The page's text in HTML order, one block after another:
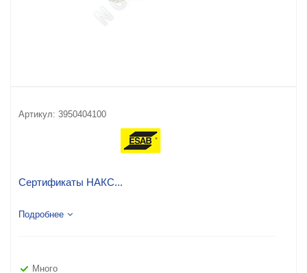
Артикул: 3950404100
Сертификаты НАКС...
Подробнее
Много